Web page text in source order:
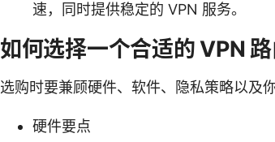
速，同时提供稳定的 VPN 服务。
如何选择一个合适的 VPN
选购时要兼顾硬件、软件、隐私策略以及
硬件要点